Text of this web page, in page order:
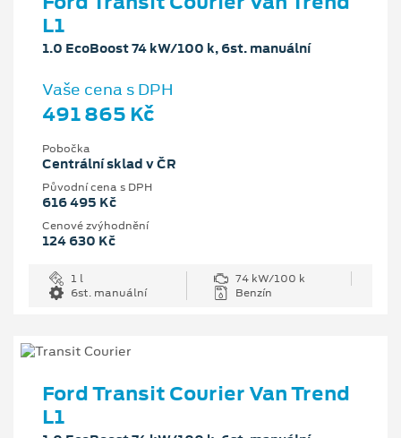
L1
1.0 EcoBoost 74 kW/100 k, 6st. manuální
Vaše cena s DPH
491 865 Kč
Pobočka
Centrální sklad v ČR
Původní cena s DPH
616 495 Kč
Cenové zvýhodnění
124 630 Kč
1 l
74 kW/100 k
6st. manuální
Benzín
Ford Transit Courier Van Trend
L1